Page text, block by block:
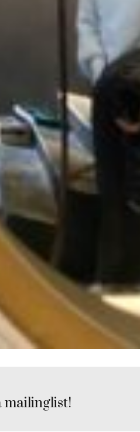
mailinglist!